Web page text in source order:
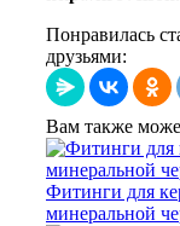
Понравилась
друзьями:
Вам также
Фитинги для
минеральной